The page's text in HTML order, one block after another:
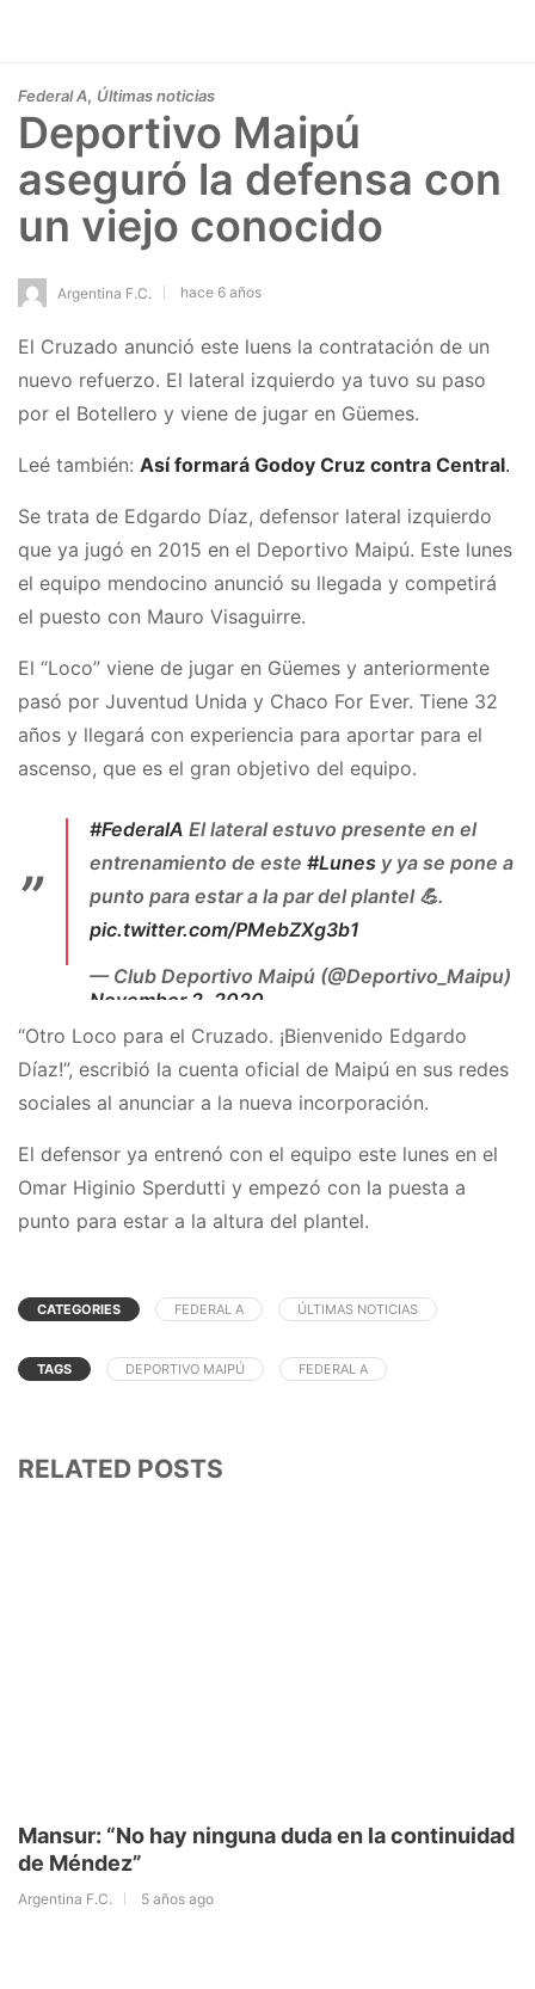
Federal A, Últimas noticias
Deportivo Maipú
aseguró la defensa con
un viejo conocido
Argentina F.C. hace 6 años
El Cruzado anunció este luens la contratación de un
nuevo refuerzo. El lateral izquierdo ya tuvo su paso
por el Botellero y viene de jugar en Güemes.
Leé también: Así formará Godoy Cruz contra Central.
Se trata de Edgardo Díaz, defensor lateral izquierdo
que ya jugó en 2015 en el Deportivo Maipú. Este lunes
el equipo mendocino anunció su llegada y competirá
el puesto con Mauro Visaguirre.
El “Loco” viene de jugar en Güemes y anteriormente
pasó por Juventud Unida y Chaco For Ever. Tiene 32
años y llegará con experiencia para aportar para el
ascenso, que es el gran objetivo del equipo.
#FederalA El lateral estuvo presente en el
entrenamiento de este #Lunes y ya se pone a
punto para estar a la par del plantel 💪.
pic.twitter.com/PMebZXg3b1
— Club Deportivo Maipú (@Deportivo_Maipu)
November 2, 2020
“Otro Loco para el Cruzado. ¡Bienvenido Edgardo
Díaz!”, escribió la cuenta oficial de Maipú en sus redes
sociales al anunciar a la nueva incorporación.
El defensor ya entrenó con el equipo este lunes en el
Omar Higinio Sperdutti y empezó con la puesta a
punto para estar a la altura del plantel.
CATEGORIES FEDERAL A ÚLTIMAS NOTICIAS
TAGS DEPORTIVO MAIPÚ FEDERAL A
RELATED POSTS
Mansur: “No hay ninguna duda en la continuidad
de Méndez”
Argentina F.C. 5 años ago